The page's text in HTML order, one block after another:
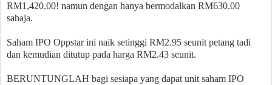
RM1,420.00! namun dengan hanya bermodalkan RM630.00
sahaja.
Saham IPO Oppstar ini naik setinggi RM2.95 seunit petang tadi
dan kemudian ditutup pada harga RM2.43 seunit.
BERUNTUNGLAH bagi sesiapa yang dapat unit saham IPO